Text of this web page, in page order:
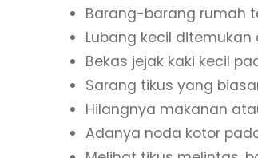
Barang-barang rumah
Lubang kecil
Bekas jejak kaki kecil
Sarang tikus yang
Hilangnya makanan
Adanya noda kotor